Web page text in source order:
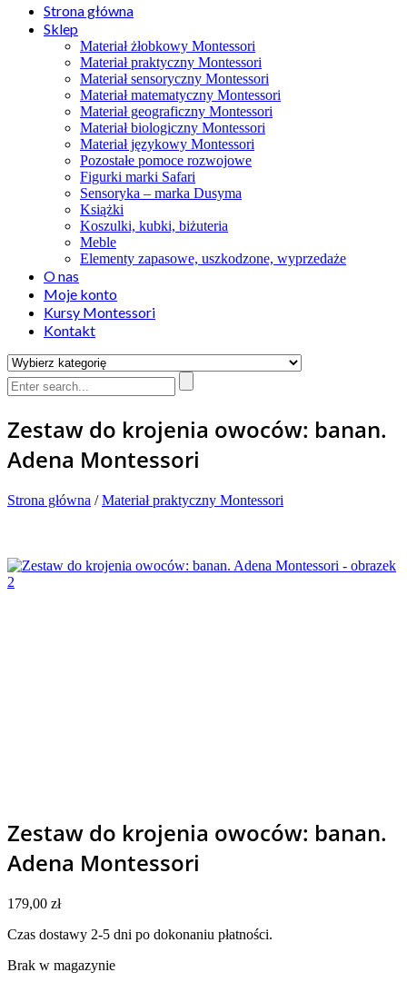
Strona główna
Sklep
Materiał żłobkowy Montessori
Materiał praktyczny Montessori
Materiał sensoryczny Montessori
Materiał matematyczny Montessori
Materiał geograficzny Montessori
Materiał biologiczny Montessori
Materiał językowy Montessori
Pozostałe pomoce rozwojowe
Figurki marki Safari
Sensoryka – marka Dusyma
Książki
Koszulki, kubki, biżuteria
Meble
Elementy zapasowe, uszkodzone, wyprzedaże
O nas
Moje konto
Kursy Montessori
Kontakt
Zestaw do krojenia owoców: banan.
Adena Montessori
Strona główna /Materiał praktyczny Montessori
Zestaw do krojenia owoców: banan.
Adena Montessori
179,00 zł
Czas dostawy 2-5 dni po dokonaniu płatności.
Brak w magazynie